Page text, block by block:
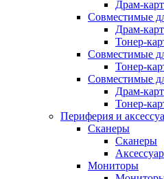
Драм-
Совместимые
Драм-
Тонер-
Совместимые
Тонер-
Совместимые
Драм-
Тонер-
Периферия и
Сканеры
Сканеры
Мониторы